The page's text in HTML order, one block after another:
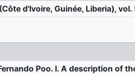
d'Ivoire, Guinée, Liberia), vol.
Poo. I. A description of